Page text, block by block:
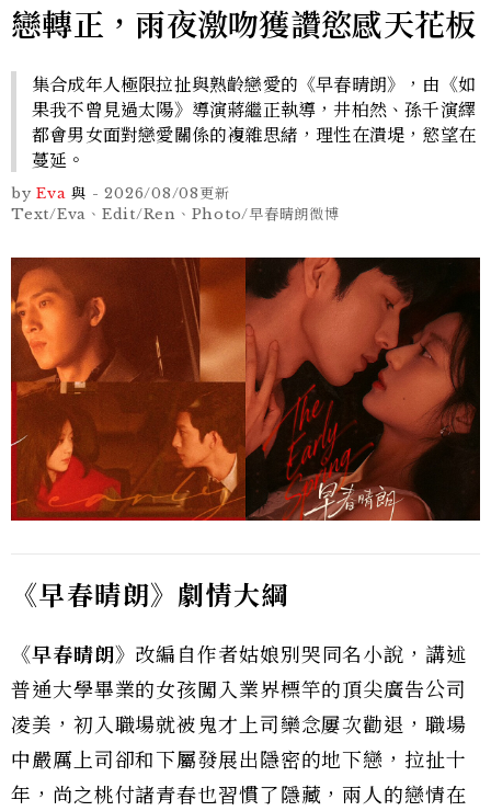
戀轉正，雨夜激吻獲讚慾感天花板
集合成年人極限拉扯與熟齡戀愛的《早春晴朗》，由《如
果我不曾見過太陽》導演蔣繼正執導，井柏然、孫千演繹
都會男女面對戀愛關係的複雜思緒，理性在潰堤，慾望在
蔓延。
by Eva 與 -2026/08/08更新
Text/Eva、Edit/Ren、Photo/早春晴朗微博
《早春晴朗》劇情大綱
《早春晴朗》 改編自作者姑娘別哭同名小說，講述
普通大學畢業的女孩闖入業界標竿的頂尖廣告公司
凌美，初入職場就被鬼才上司欒念屢次勸退，職場
中嚴厲上司卻和下屬發展出隱密的地下戀，拉扯十
年，尚之桃付諸青春也習慣了隱藏，兩人的戀情在